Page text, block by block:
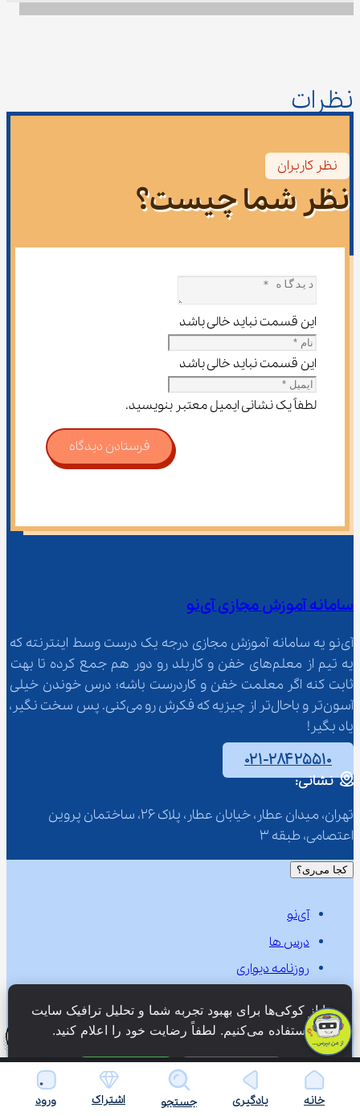
نظرات
نظر کاربران
نظر شما چیست؟
این قسمت نباید خالی باشد
این قسمت نباید خالی باشد
لطفاً یک نشانی ایمیل معتبر بنویسید.
فرستادن دیدگاه
سامانه آموزش مجازی آی‌نو
آی‌نو یه سامانه آموزش مجازی درجه یک درست وسط اینترنته که
یه تیم از معلم‌‌های خفن و کاربلد رو دور هم جمع کرده تا بهت
ثابت کنه اگر معلمت خفن و کاردرست باشه؛ درس خوندن خیلی
آسون‌تر و باحال‌تر از چیزیه که فکرش رو می‌کنی. پس سخت نگیر،
یاد بگیر!
۰۲۱-۲۸۴۲۵۵۱۰
نشانی:
تهران، میدان عطار، خیابان عطار، پلاک 26، ساختمان پروین
اعتصامی، طبقه 3
کجا می‌ری؟
آی‌نو
درس ها
روزنامه دیواری
شما پرسیدین
تماس با ما
گواهی ها
خانه یادگیری جستجو اشتراک ورود
ما از کوکی‌ها برای بهبود تجربه شما و تحلیل ترافیک سایت
استفاده می‌کنیم. لطفاً رضایت خود را اعلام کنید.
فقط ضروری پذیرش همه